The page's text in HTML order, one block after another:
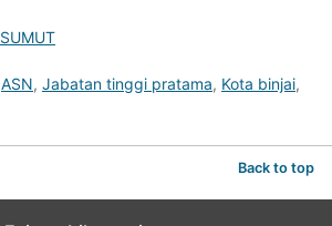
SUMUT
ASN, Jabatan tinggi pratama, Kota binjai,
Back to top